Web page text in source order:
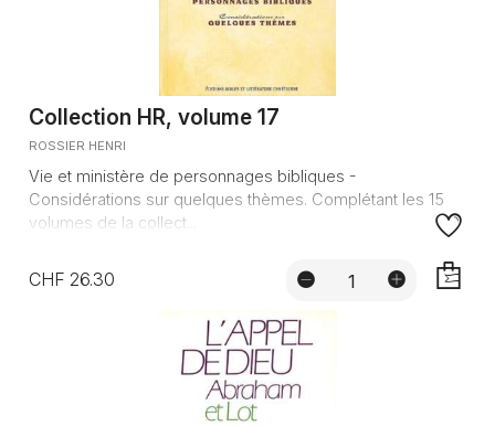
Collection HR, volume 17
ROSSIER HENRI
Vie et ministère de personnages bibliques -
Considérations sur quelques thèmes. Complétant les 15
volumes de la collect...
CHF 26.30